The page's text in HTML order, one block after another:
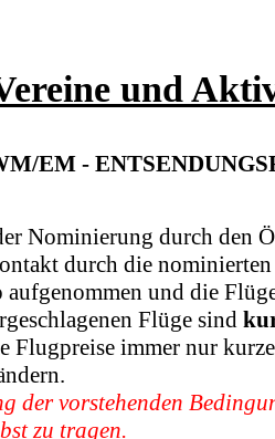
und
EM -
Nominierung durch den
durch die nominierten
aufgenommen und die
Flüge sind
Flugpreise immer nur
der vorstehenden
zu tragen.